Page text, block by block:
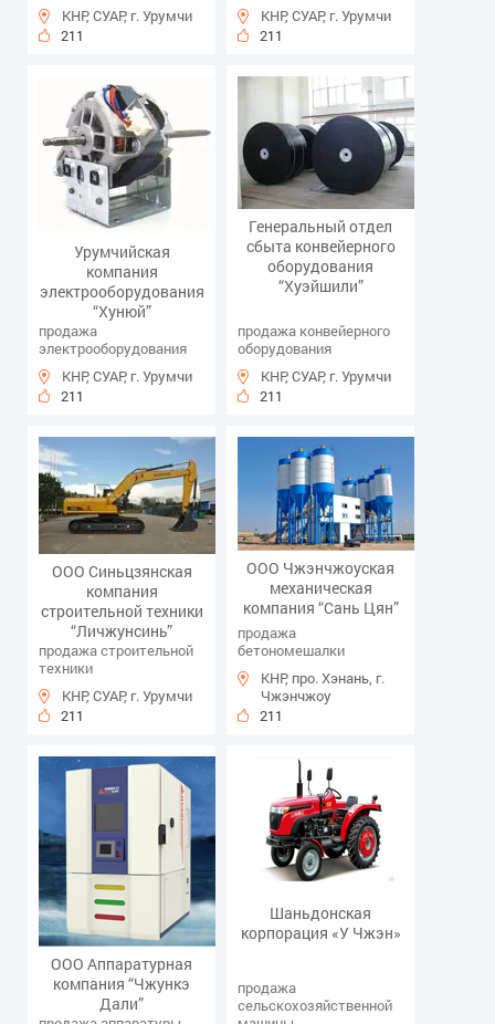
КНР, СУАР, г. Урумчи
211
КНР, СУАР, г. Урумчи
211
Урумчийская
компания
электрооборудования
“Хунюй”
продажа
электрооборудования
КНР, СУАР, г. Урумчи
211
Генеральный отдел
сбыта конвейерного
оборудования
“Хуэйшили”
продажа конвейерного
оборудования
КНР, СУАР, г. Урумчи
211
ООО Синьцзянская
компания
строительной техники
“Личжунсинь”
продажа строительной
техники
КНР, СУАР, г. Урумчи
211
ООО Чжэнчжоуская
механическая
компания “Сань Цян”
продажа
бетономешалки
КНР, про. Хэнань, г.
Чжэнчжоу
211
ООО Аппаратурная
компания “Чжункэ
Дали”
Шаньдонская
корпорация «У Чжэн»
продажа
сельскохозяйственной